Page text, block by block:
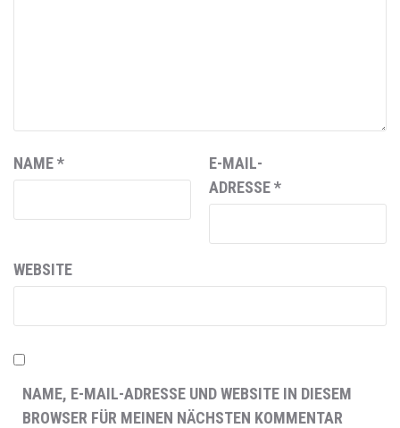
NAME*
E-MAIL-
ADRESSE*
WEBSITE
NAME, E-MAIL-ADRESSE UND WEBSITE IN DIESEM
BROWSER FÜR MEINEN NÄCHSTEN KOMMENTAR